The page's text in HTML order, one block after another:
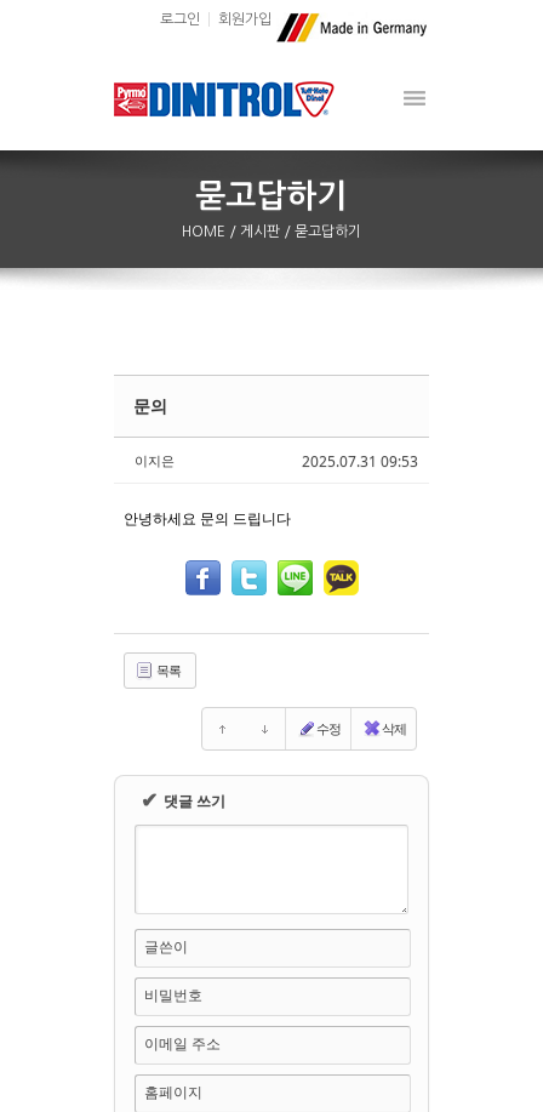
로그인 회원가입
HOME / 게시판 / 묻고답하기
2025.07.31 09:53
문의
이지은
안녕하세요 문의 드립니다
목록
수정 삭제
✔ 댓글 쓰기
글쓴이
비밀번호
이메일 주소
홈페이지
Sketchbook5, 스케치북5
Sketchbook5, 스케치북5
Sketchbook5, 스케치북5
Sketchbook5, 스케치북5